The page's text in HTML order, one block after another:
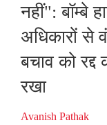
नहीं": बॉम्बे
अधिकारों से
बचाव को
रखा
Avanish Pathak